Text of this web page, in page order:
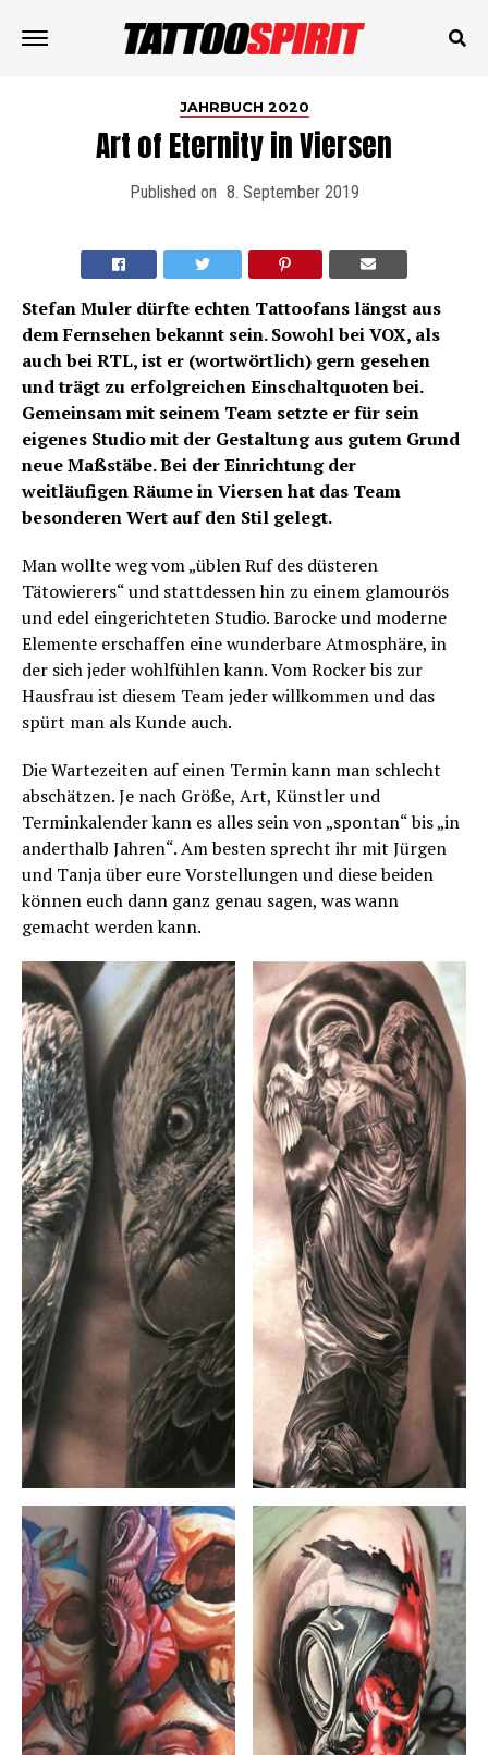
JAHRBUCH 2020
Art of Eternity in Viersen
Published on 8. September 2019
Stefan Muler dürfte echten Tattoofans längst aus
dem Fernsehen bekannt sein. Sowohl bei VOX, als
auch bei RTL, ist er (wortwörtlich) gern gesehen
und trägt zu erfolgreichen Einschaltquoten bei.
Gemeinsam mit seinem Team setzte er für sein
eigenes Studio mit der Gestaltung aus gutem Grund
neue Maßstäbe. Bei der Einrichtung der
weitläufigen Räume in Viersen hat das Team
besonderen Wert auf den Stil gelegt.
Man wollte weg vom „üblen Ruf des düsteren
Tätowierers“ und stattdessen hin zu einem glamourös
und edel eingerichteten Studio. Barocke und moderne
Elemente erschaffen eine wunderbare Atmosphäre, in
der sich jeder wohlfühlen kann. Vom Rocker bis zur
Hausfrau ist diesem Team jeder willkommen und das
spürt man als Kunde auch.
Die Wartezeiten auf einen Termin kann man schlecht
abschätzen. Je nach Größe, Art, Künstler und
Terminkalender kann es alles sein von „spontan“ bis „in
anderthalb Jahren“. Am besten sprecht ihr mit Jürgen
und Tanja über eure Vorstellungen und diese beiden
können euch dann ganz genau sagen, was wann
gemacht werden kann.